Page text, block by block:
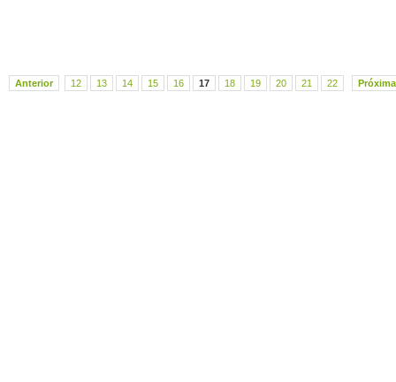
Anterior 12 13 14 15 16 17 18 19 20 21 22 Próxima